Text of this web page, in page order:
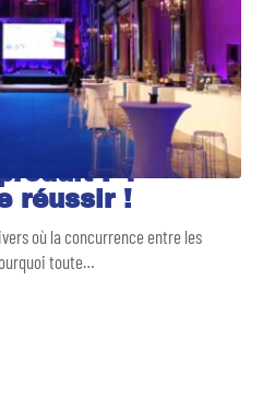
: 4
réussir !
où la concurrence entre les
toute…